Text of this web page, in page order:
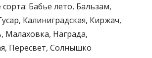
Бабье лето, Бальзам,
Калиниградская, Киржач,
Малаховка, Награда,
Пересвет, Солнышко